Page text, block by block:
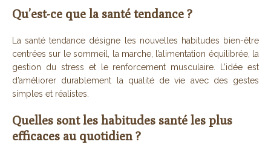
Qu’est-ce que la santé tendance ?
La santé tendance désigne les nouvelles habitudes bien-être
centrées sur le sommeil, la marche, l’alimentation équilibrée, la
gestion du stress et le renforcement musculaire. L’idée est
d’améliorer durablement la qualité de vie avec des gestes
simples et réalistes.
Quelles sont les habitudes santé les plus
efficaces au quotidien ?